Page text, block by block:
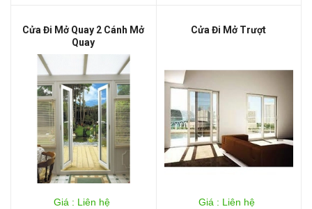
Cửa Đi Mở Quay 2 Cánh Mở
Quay
Giá : Liên hệ
Cửa Đi Mở Trượt
Giá : Liên hệ